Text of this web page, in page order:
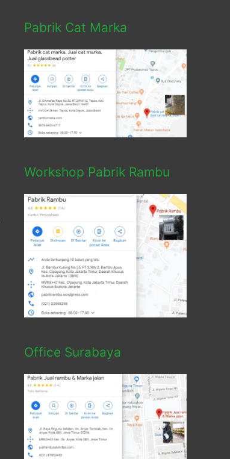
Pabrik Cat Marka
Workshop Pabrik Rambu
Office Surabaya